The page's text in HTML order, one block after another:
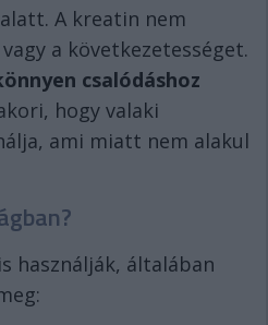
A kreatin nem
a következetességet.
csalódáshoz
hogy valaki
ami miatt nem alakul
használják, általában